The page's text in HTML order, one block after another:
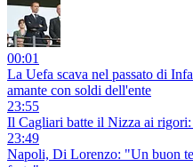
00:01
La Uefa scava nel passato di
amante con soldi dell'ente
23:55
Il Cagliari batte il Nizza ai
23:49
Napoli, Di Lorenzo: "Un buon